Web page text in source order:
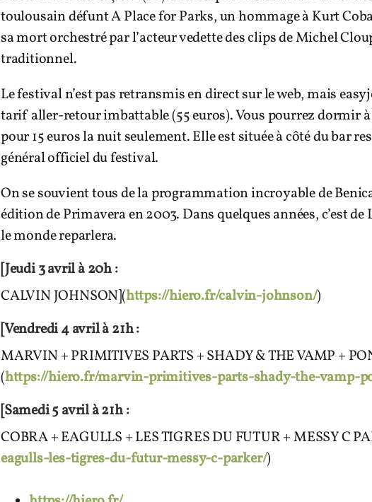
toulousain défunt A Place for Parks, un hommage à Kurt
sa mort orchestré par l’acteur vedette des clips de Michel
traditionnel.
Le festival n’est pas retransmis en direct sur le web, mais
tarif aller-retour imbattable (55 euros). Vous pourrez dormir à
pour 15 euros la nuit seulement. Elle est située à côté du bar
général officiel du festival.
On se souvient tous de la programmation incroyable de
édition de Primavera en 2003. Dans quelques années, c’est
le monde reparlera.
[Jeudi 3 avril à 20h :
CALVIN JOHNSON](https://hiero.fr/calvin-johnson/)
[Vendredi 4 avril à 21h :
MARVIN + PRIMITIVES PARTS + SHADY & THE VAMP +
(https://hiero.fr/marvin-primitives-parts-shady-the-vamp-
[Samedi 5 avril à 21h :
COBRA + EAGULLS + LES TIGRES DU FUTUR + MESSY C
eagulls-les-tigres-du-futur-messy-c-parker/)